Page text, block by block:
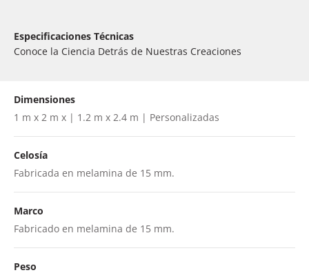
Especificaciones Técnicas
Conoce la Ciencia Detrás de Nuestras Creaciones
Dimensiones
1 m x 2 m x | 1.2 m x 2.4 m | Personalizadas
Celosía
Fabricada en melamina de 15 mm.
Marco
Fabricado en melamina de 15 mm.
Peso